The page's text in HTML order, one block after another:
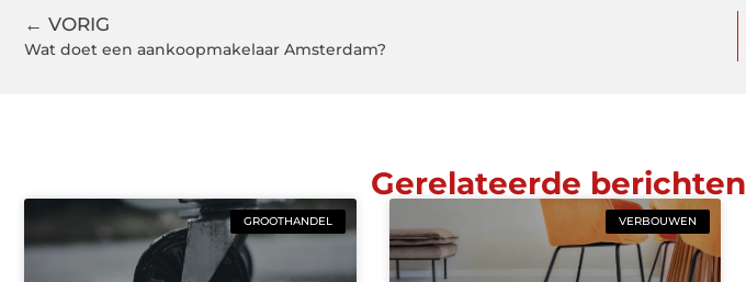
← VORIG
Wat doet een aankoopmakelaar Amsterdam?
Gerelateerde berichten
GROOTHANDEL VERBOUWEN